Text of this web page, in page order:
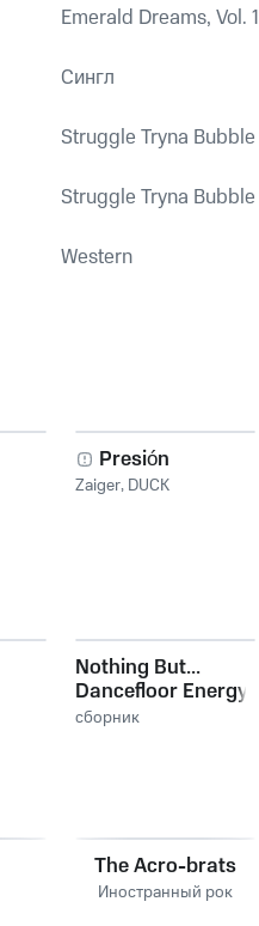
Emerald Dreams, Vol. 1
Сингл
Struggle Tryna Bubble
Struggle Tryna Bubble
Western
Presión
Zaiger, DUCK
Nothing But...
Dancefloor Energy,
Vol. 08
сборник
The Acro-brats
Иностранный рок